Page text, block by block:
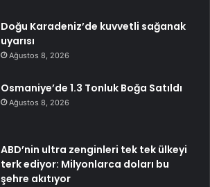
Doğu Karadeniz’de kuvvetli sağanak
uyarısı
Ağustos 8, 2026
Osmaniye’de 1.3 Tonluk Boğa Satıldı
Ağustos 8, 2026
ABD’nin ultra zenginleri tek tek ülkeyi
terk ediyor: Milyonlarca doları bu
şehre akıtıyor